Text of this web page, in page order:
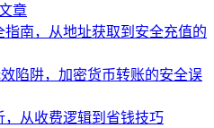
章
指南，从地址获取到安全充值的
陷阱，加密货币转账的安全误
，从收费逻辑到省钱技巧